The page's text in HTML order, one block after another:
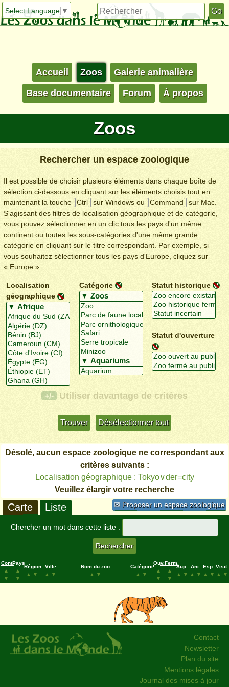
Select Language ▼
Accueil Zoos Galerie animalière
Base documentaire Forum À propos
Zoos
Rechercher un espace zoologique
Il est possible de choisir plusieurs éléments dans chaque boîte de
sélection ci-dessous en cliquant sur les éléments choisis tout en
maintenant la touche
Ctrl sur Windows ou Command
sur Mac.
S'agissant des filtres de localisation géographique et de catégorie,
vous pouvez sélectionner en un clic tous les pays d'un même
continent ou toutes les sous-catégories d'une même grande
catégorie en cliquant sur le titre correspondant. Par exemple, si
vous souhaitez sélectionner tous les pays d'Europe, cliquez sur
« Europe ».
Localisation
géographique
Catégorie Statut historique
Statut d'ouverture
+/- Utiliser davantage de critères
Désolé, aucun espace zoologique ne correspondant aux
critères suivants :
Localisation géographique : Tokyo∨der=city
Veuillez élargir votre recherche
✉ Proposer un espace zoologique
Carte Liste
Chercher un mot dans cette liste :
Cont.
▲
▼
Pays
▲
▼
Région
▲
▼
Ville
▲
▼
Nom du zoo
▲
▼
Catégorie
▲
▼
Ouv.
▲
▼
Ferm.
▲
▼
Sup.
▲
▼
Ani.
▲
▼
Esp.
▲
▼
Visit.
▲
▼
Contact
Newsletter
Plan du site
Mentions légales
Journal des mises à jour